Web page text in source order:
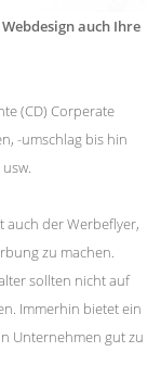
auch Ihre
(CD) Corperate
-umschlag bis hin
auch der Werbeflyer,
zu machen.
sollten nicht auf
Immerhin bietet ein
Unternehmen gut zu